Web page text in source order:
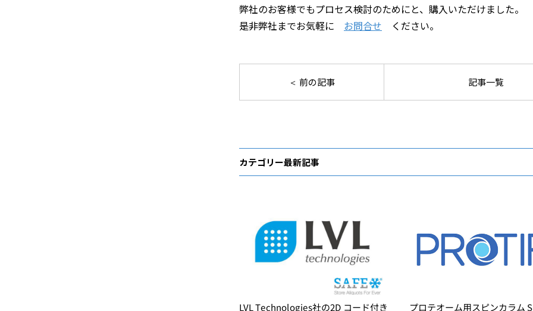
弊社のお客様でもプロセス検討のためにと、購入いただけました。
是非弊社までお気軽に お問合せ ください。
前の記事 記事一覧
カテゴリー最新記事
LVL Technologies社の2D コード付き プロテオーム用スピンカラム